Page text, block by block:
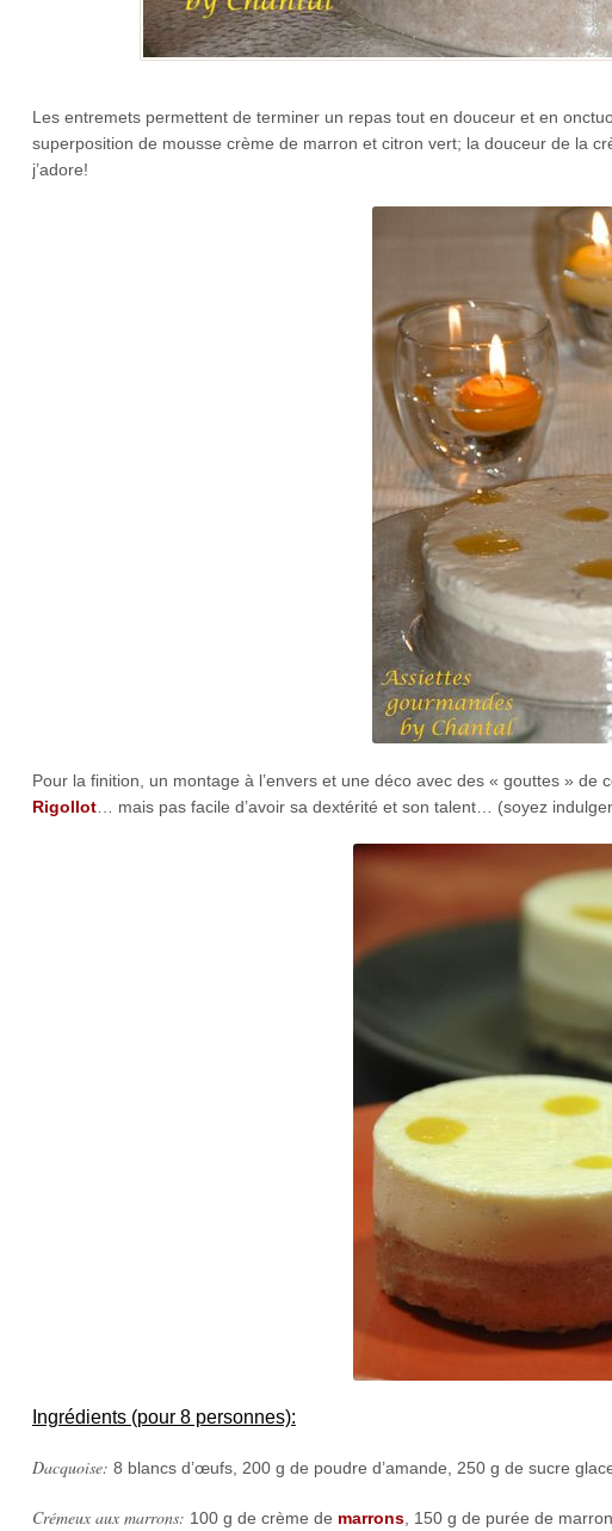
Les entremets permettent de terminer un repas tout en douceur et en
superposition de mousse crème de marron et citron vert; la douceur de la
j’adore!
Pour la finition, un montage à l’envers et une déco avec des « gouttes »
Rigollot… mais pas facile d’avoir sa dextérité et son talent… (soyez
Ingrédients (pour 8 personnes):
Dacquoise: 8 blancs d’œufs, 200 g de poudre d’amande, 250 g de sucre
Crémeux aux marrons: 100 g de crème de marrons, 150 g de purée de